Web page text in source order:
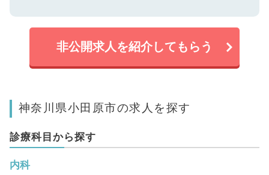
非公開求人を紹介してもらう
神奈川県小田原市の求人を探す
診療科目から探す
内科